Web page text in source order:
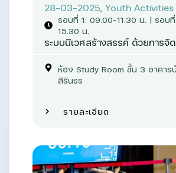
28-03-2025, Youth Activities
รอบที่ 1: 09.00–11.30 น. | รอบ
15.30 น.
ระบบนิเวศสร้างสรรค์ ด้วยการจั
ห้อง Study Room ชั้น 3 อาคาร
สิรินธร
รายละเอียด